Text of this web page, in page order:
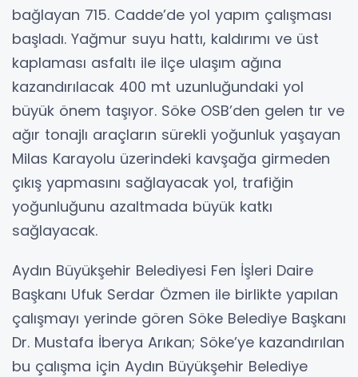
bağlayan 715. Cadde’de yol yapım çalışması
başladı. Yağmur suyu hattı, kaldırımı ve üst
kaplaması asfaltı ile ilçe ulaşım ağına
kazandırılacak 400 mt uzunluğundaki yol
büyük önem taşıyor. Söke OSB’den gelen tır ve
ağır tonajlı araçların sürekli yoğunluk yaşayan
Milas Karayolu üzerindeki kavşağa girmeden
çıkış yapmasını sağlayacak yol, trafiğin
yoğunluğunu azaltmada büyük katkı
sağlayacak.
Aydın Büyükşehir Belediyesi Fen İşleri Daire
Başkanı Ufuk Serdar Özmen ile birlikte yapılan
çalışmayı yerinde gören Söke Belediye Başkanı
Dr. Mustafa İberya Arıkan; Söke’ye kazandırılan
bu çalışma için Aydın Büyükşehir Belediye